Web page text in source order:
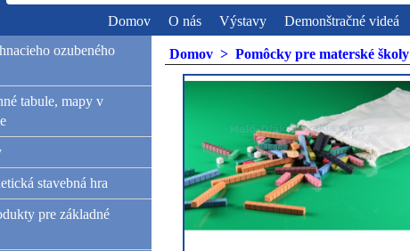
Domov O nás Výstavy Demonštračné videá
ozubeného
tabule, mapy v
stavebná hra
pre základné
Domov > Pomôcky pre materské školy